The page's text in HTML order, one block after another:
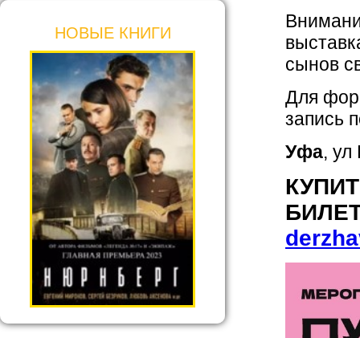
НОВЫЕ КНИГИ
сынов
Для
запись
Уфа, ул